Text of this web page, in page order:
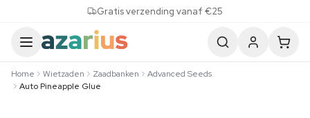
Gratis verzending vanaf €25
Home Wietzaden Zaadbanken
Advanced Seeds
Auto Pineapple Glue